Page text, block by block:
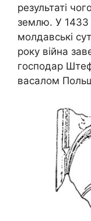
результаті
землю. У 1433
молдавські
року війна
господар
васалом